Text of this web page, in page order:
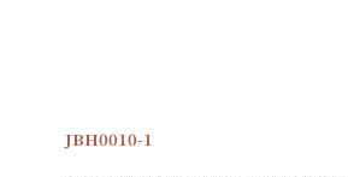
JBH0010-1